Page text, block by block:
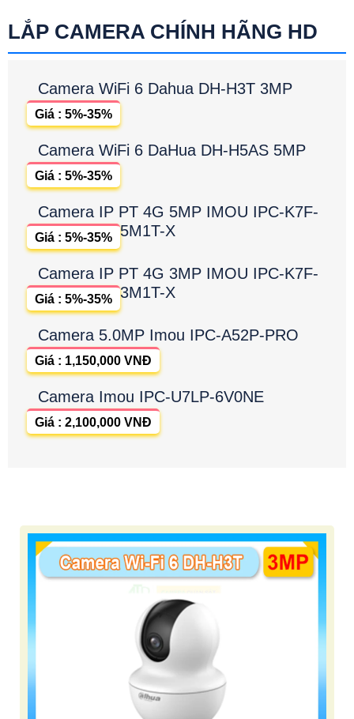
LẮP CAMERA CHÍNH HÃNG HD
Camera WiFi 6 Dahua DH-H3T 3MP
Giá : 5%-35%
Camera WiFi 6 DaHua DH-H5AS 5MP
Giá : 5%-35%
Camera IP PT 4G 5MP IMOU IPC-K7F-
5M1T-X
Giá : 5%-35%
Camera IP PT 4G 3MP IMOU IPC-K7F-
3M1T-X
Giá : 5%-35%
Camera 5.0MP Imou IPC-A52P-PRO
Giá : 1,150,000 VNĐ
Camera Imou IPC-U7LP-6V0NE
Giá : 2,100,000 VNĐ